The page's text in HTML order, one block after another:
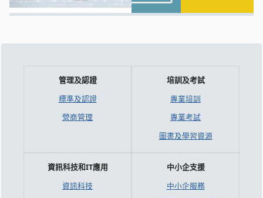
管理及認證
標準及認證
營商管理
培訓及考試
專業培訓
專業考試
圖書及學習資源
資訊科技和IT應用
資訊科技
中小企支援
中小企服務